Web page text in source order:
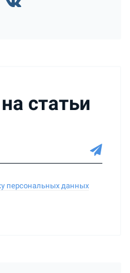
статьи
персональных данных